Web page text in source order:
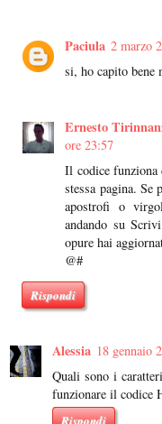
Paciula 2 marzo
si, ho capito bene
Ernesto
ore 23:57
Il codice funziona
stessa pagina. Se
apostrofi o
andando su
opure hai
@#
Rispondi
Alessia 18 gennaio
Quali sono i
funzionare il codice